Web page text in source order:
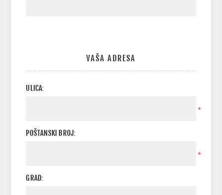
VAŠA ADRESA
ULICA:
*
POŠTANSKI BROJ:
*
GRAD: